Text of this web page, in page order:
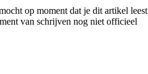
op moment dat je dit artikel leest
van schrijven nog niet officieel